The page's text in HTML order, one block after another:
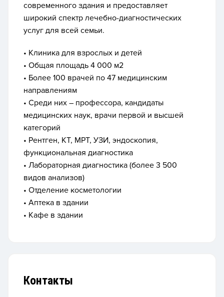
современного здания и предоставляет
широкий спектр лечебно-диагностических
услуг для всей семьи.
• Клиника для взрослых и детей
• Общая площадь 4 000 м2
• Более 100 врачей по 47 медицинским
направлениям
• Среди них – профессора, кандидаты
медицинских наук, врачи первой и высшей
категорий
• Рентген, КТ, МРТ, УЗИ, эндоскопия,
функциональная диагностика
• Лабораторная диагностика (более 3 500
видов анализов)
• Отделение косметологии
• Аптека в здании
• Кафе в здании
Контакты